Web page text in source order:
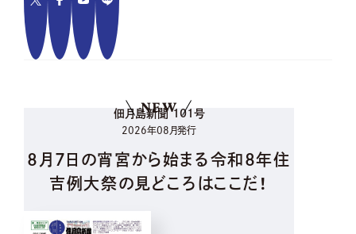
NEW
佃月島新聞 101号
2026年08月発行
8月7日の宵宮から始まる令和8年住
吉例大祭の見どころはここだ！